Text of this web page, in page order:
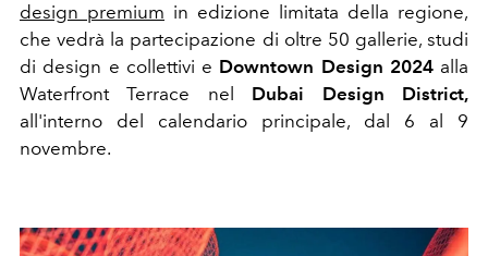
design premium in edizione limitata della regione,
che vedrà la partecipazione di oltre 50 gallerie, studi
di design e collettivi e Downtown Design 2024alla
Waterfront Terrace nel Dubai Design District,
all'interno del calendario principale, dal 6 al 9
novembre.